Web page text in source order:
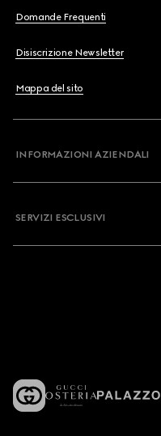
Domande Frequenti
Disiscrizione Newsletter
Mappa del sito
INFORMAZIONI AZIENDALI
SERVIZI ESCLUSIVI